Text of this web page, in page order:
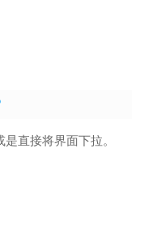
直接将界面下拉。